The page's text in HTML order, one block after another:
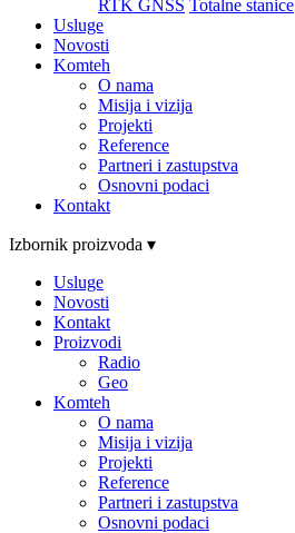
RTK GNSS Totalne stanice
Usluge
Novosti
Komteh
O nama
Misija i vizija
Projekti
Reference
Partneri i zastupstva
Osnovni podaci
Kontakt
Izbornik proizvoda ▾
Usluge
Novosti
Kontakt
Proizvodi
Radio
Geo
Komteh
O nama
Misija i vizija
Projekti
Reference
Partneri i zastupstva
Osnovni podaci